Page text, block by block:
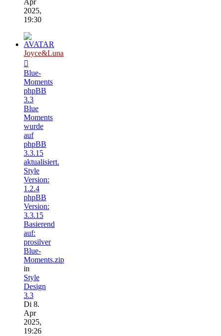
Apr
2025,
19:30
Joyce&Luna
Blue-
Moments
phpBB
3.3
Blue
Moments
wurde
auf
phpBB
3.3.15
aktualisiert.
Style
Version:
1.2.4
phpBB
Version:
3.3.15
Basierend
auf:
prosilver
Blue-
Moments.zip
in
Style
Design
3.3
Di 8.
Apr
2025,
19:26